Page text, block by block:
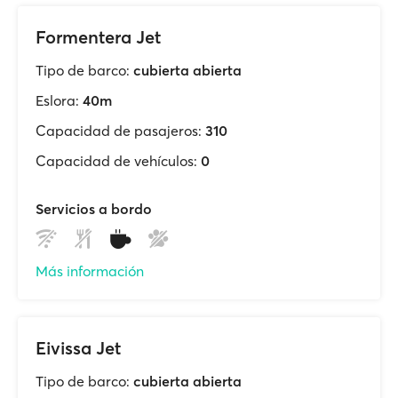
Formentera Jet
Tipo de barco: cubierta abierta
Eslora: 40m
Capacidad de pasajeros: 310
Capacidad de vehículos: 0
Servicios a bordo
Más información
Eivissa Jet
Tipo de barco: cubierta abierta